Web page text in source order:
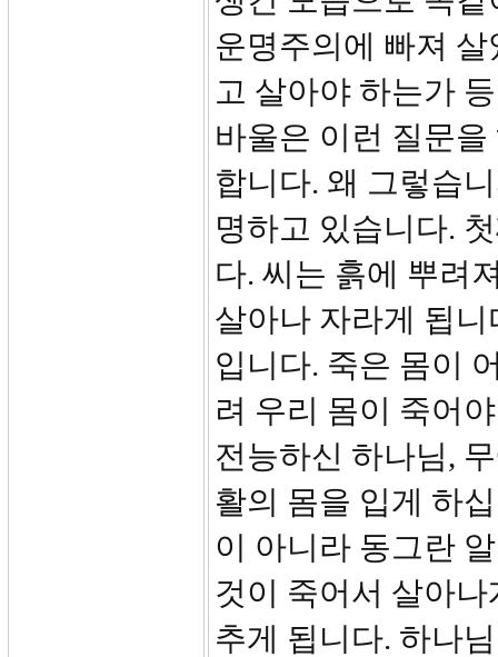
운명주의에 빠져
고 살아야 하는가
바울은 이런 질문을
합니다. 왜 그렇습
명하고 있습니다.
다. 씨는 흙에 뿌려
살아나 자라게 됩
입니다. 죽은 몸이
려 우리 몸이 죽어
전능하신 하나님,
활의 몸을 입게 하
이 아니라 동그란
것이 죽어서 살아
추게 됩니다. 하나